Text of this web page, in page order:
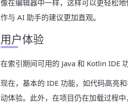
像在编辑器中一样，这样可以更轻松
作与 AI 助手的建议更加直观。
用户体验
在索引期间可用的 Java 和 Kotlin IDE
现在，基本的 IDE 功能，如代码高亮
动体验。此外，在项目仍在加载过程中